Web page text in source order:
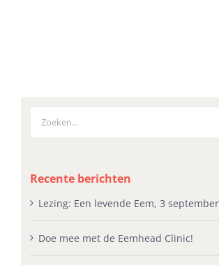
Zoeken
Recente berichten
Lezing: Een levende Eem, 3
Doe mee met de Eemhead Clinic!